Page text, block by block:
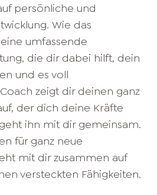
persönliche und
Wie das
umfassende
die dir dabei hilft, dein
und es voll
zeigt dir deinen ganz
der dich deine Kräfte
ihn mit dir gemeinsam.
für ganz neue
mit dir zusammen auf
versteckten Fähigkeiten.